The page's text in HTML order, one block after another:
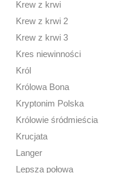
Krew z krwi
Krew z krwi 2
Krew z krwi 3
Kres niewinności
Król
Królowa Bona
Kryptonim Polska
Królowie śródmieścia
Krucjata
Langer
Lepsza połowa